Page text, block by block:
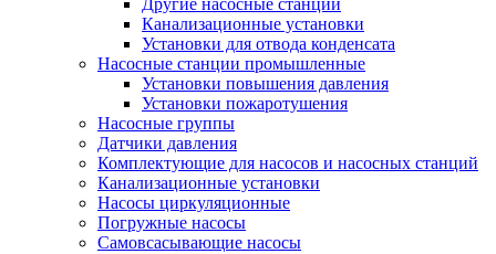
Другие насосные станции
Канализационные установки
Установки для отвода конденсата
Насосные станции промышленные
Установки повышения давления
Установки пожаротушения
Насосные группы
Датчики давления
Комплектующие для насосов и насосных станций
Канализационные установки
Насосы циркуляционные
Погружные насосы
Самовсасывающие насосы